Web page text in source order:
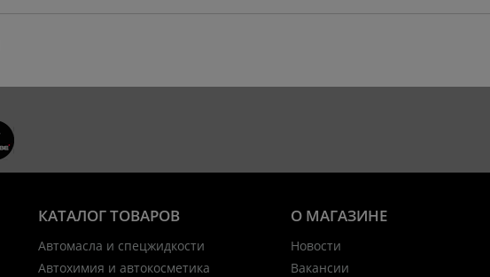
О МАГАЗИНЕ
Новости
Вакансии
КАТАЛОГ ТОВАРОВ
Автомасла и спецжидкости
Автохимия и автокосметика